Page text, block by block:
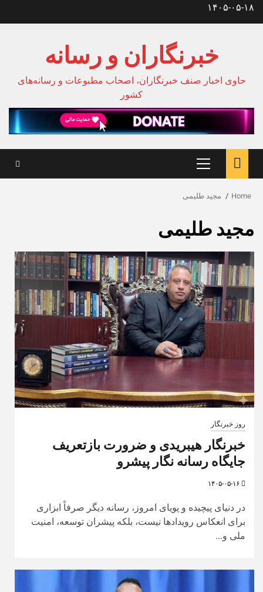
Skip۱۴۰۵-۰۵-۱۸
خبرنگاران و رسانه
حاوی اخبار صنف خبرنگاران، اصحاب مطبوعات و رسانه‌های
کشور
Primary
Menu
Home مجید طلیمی
مجید طلیمی
روز خبرنگار
خبرنگار هیبریدی و ضرورت بازتعریف
جایگاه رسانه ‌نگار پیشرو
در دنیای پیچیده و پویای امروز، رسانه دیگر صرفاً ابزاری
برای انعکاس رویدادها نیست، بلکه پیشران توسعه، امنیت
ملی و...